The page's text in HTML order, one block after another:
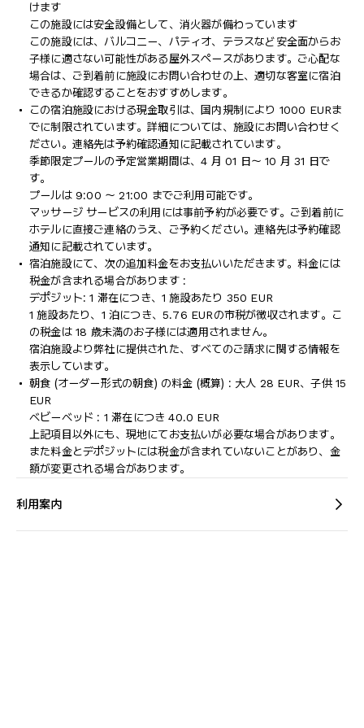
けます
この施設には安全設備として、消火器が備わっています
この施設には、バルコニー、パティオ、テラスなど安全面からお
子様に適さない可能性がある屋外スペースがあります。ご心配な
場合は、ご到着前に施設にお問い合わせの上、適切な客室に宿泊
できるか確認することをおすすめします。
この宿泊施設における現金取引は、国内規制により 1000 EURま
でに制限されています。詳細については、施設にお問い合わせく
ださい。連絡先は予約確認通知に記載されています。
季節限定プールの予定営業期間は、4 月 01 日～ 10 月 31 日で
す。
プールは 9:00 ～ 21:00 までご利用可能です。
マッサージ サービスの利用には事前予約が必要です。ご到着前に
ホテルに直接ご連絡のうえ、ご予約ください。連絡先は予約確認
通知に記載されています。
宿泊施設にて、次の追加料金をお支払いいただきます。料金には
税金が含まれる場合があります :
デポジット: 1 滞在につき、1 施設あたり 350 EUR
1 施設あたり、1 泊につき、5.76 EURの市税が徴収されます。こ
の税金は 18 歳未満のお子様には適用されません。
宿泊施設より弊社に提供された、すべてのご請求に関する情報を
表示しています。
朝食 (オーダー形式の朝食) の料金 (概算) : 大人 28 EUR、子供 15
EUR
ベビーベッド : 1 滞在につき 40.0 EUR
上記項目以外にも、現地にてお支払いが必要な場合があります。
また料金とデポジットには税金が含まれていないことがあり、金
額が変更される場合があります。
利用案内